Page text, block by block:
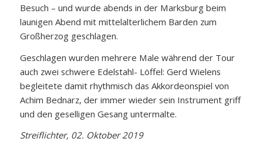
Besuch – und wurde abends in der Marksburg beim
launigen Abend mit mittelalterlichem Barden zum
Großherzog geschlagen.
Geschlagen wurden mehrere Male während der Tour
auch zwei schwere Edelstahl- Löffel: Gerd Wielens
begleitete damit rhythmisch das Akkordeonspiel von
Achim Bednarz, der immer wieder sein Instrument griff
und den geselligen Gesang untermalte.
Streiflichter, 02. Oktober 2019